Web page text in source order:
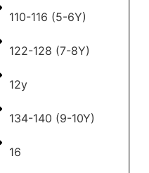
110-116 (5-6Y)
122-128 (7-8Y)
12y
134-140 (9-10Y)
16